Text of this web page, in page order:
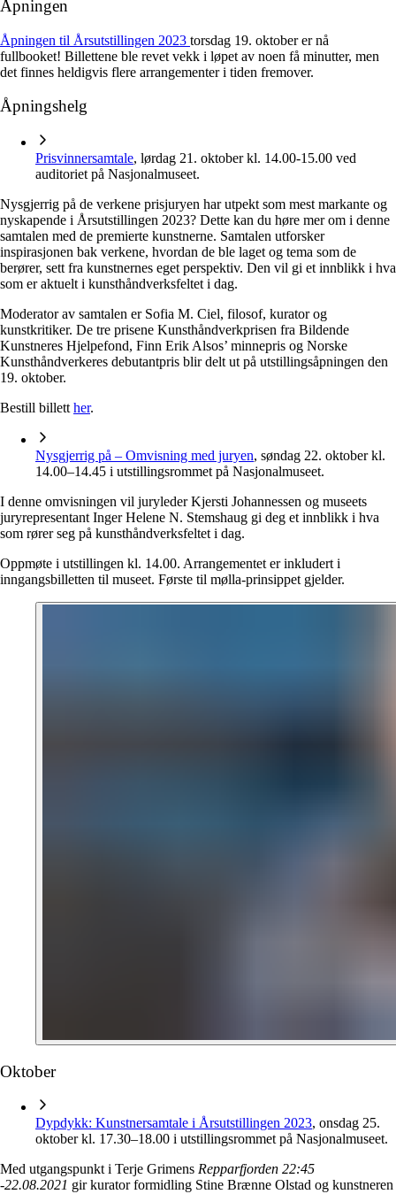
Åpningen
Åpningen til Årsutstillingen 2023 torsdag 19. oktober er nå
fullbooket! Billettene ble revet vekk i løpet av noen få minutter, men
det finnes heldigvis flere arrangementer i tiden fremover.
Åpningshelg
Prisvinnersamtale, lørdag 21. oktober kl. 14.00-15.00 ved
auditoriet på Nasjonalmuseet.
Nysgjerrig på de verkene prisjuryen har utpekt som mest markante og
nyskapende i Årsutstillingen 2023? Dette kan du høre mer om i denne
samtalen med de premierte kunstnerne. Samtalen utforsker
inspirasjonen bak verkene, hvordan de ble laget og tema som de
berører, sett fra kunstnernes eget perspektiv. Den vil gi et innblikk i hva
som er aktuelt i kunsthåndverksfeltet i dag.
Moderator av samtalen er Sofia M. Ciel, filosof, kurator og
kunstkritiker. De tre prisene Kunsthåndverkprisen fra Bildende
Kunstneres Hjelpefond, Finn Erik Alsos’ minnepris og Norske
Kunsthåndverkeres debutantpris blir delt ut på utstillingsåpningen den
19. oktober.
Bestill billett her.
Nysgjerrig på – Omvisning med juryen, søndag 22. oktober kl.
14.00–14.45 i utstillingsrommet på Nasjonalmuseet.
I denne omvisningen vil juryleder Kjersti Johannessen og museets
juryrepresentant Inger Helene N. Stemshaug gi deg et innblikk i hva
som rører seg på kunsthåndverksfeltet i dag.
Oppmøte i utstillingen kl. 14.00. Arrangementet er inkludert i
inngangsbilletten til museet. Første til mølla-prinsippet gjelder.
Oktober
Dypdykk: Kunstnersamtale i Årsutstillingen 2023, onsdag 25.
oktober kl. 17.30–18.00 i utstillingsrommet på Nasjonalmuseet.
Med utgangspunkt i Terje Grimens Repparfjorden 22:45
-22.08.2021 gir kurator formidling Stine Brænne Olstad og kunstneren